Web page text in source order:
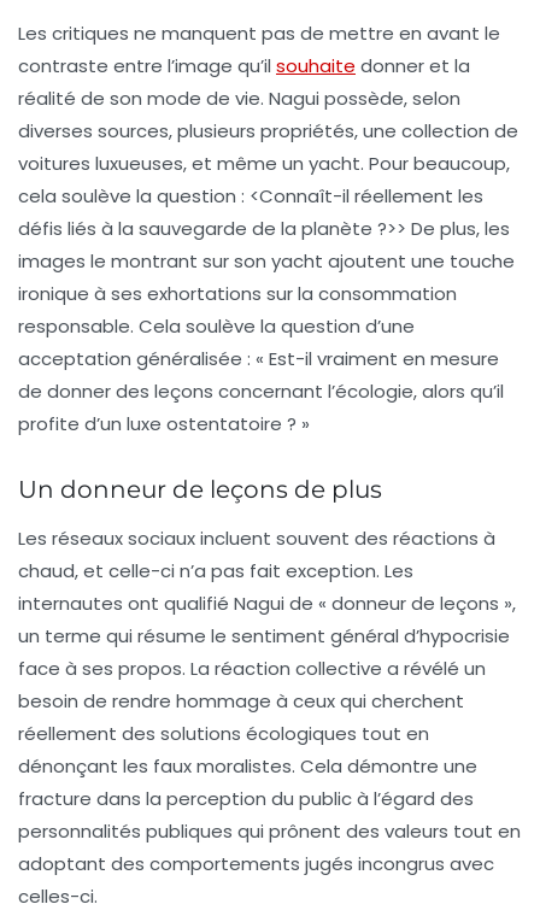
Les critiques ne manquent pas de mettre en avant le
contraste entre l’image qu’il souhaite donner et la
réalité de son mode de vie. Nagui possède, selon
diverses sources, plusieurs propriétés, une collection de
voitures luxueuses, et même un yacht. Pour beaucoup,
cela soulève la question : <Connaît-il réellement les
défis liés à la sauvegarde de la planète ?>> De plus, les
images le montrant sur son yacht ajoutent une touche
ironique à ses exhortations sur la consommation
responsable. Cela soulève la question d’une
acceptation généralisée : « Est-il vraiment en mesure
de donner des leçons concernant l’écologie, alors qu’il
profite d’un luxe ostentatoire ? »
Un donneur de leçons de plus
Les réseaux sociaux incluent souvent des réactions à
chaud, et celle-ci n’a pas fait exception. Les
internautes ont qualifié Nagui de « donneur de leçons »,
un terme qui résume le sentiment général d’hypocrisie
face à ses propos. La réaction collective a révélé un
besoin de rendre hommage à ceux qui cherchent
réellement des solutions écologiques tout en
dénonçant les faux moralistes. Cela démontre une
fracture dans la perception du public à l’égard des
personnalités publiques qui prônent des valeurs tout en
adoptant des comportements jugés incongrus avec
celles-ci.